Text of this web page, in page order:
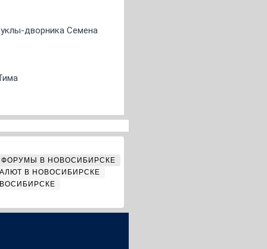
дворника Семена
ФОРУМЫ В НОВОСИБИРСКЕ
В НОВОСИБИРСКЕ